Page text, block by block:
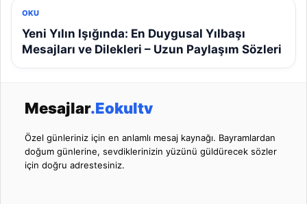
OKU
Yeni Yılın Işığında: En Duygusal Yılbaşı
Mesajları ve Dilekleri – Uzun Paylaşım Sözleri
Mesajlar.Eokultv
Özel günleriniz için en anlamlı mesaj kaynağı. Bayramlardan
doğum günlerine, sevdiklerinizin yüzünü güldürecek sözler
için doğru adrestesiniz.